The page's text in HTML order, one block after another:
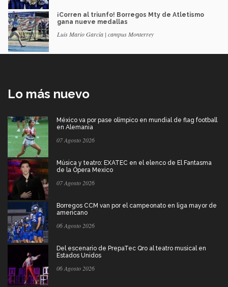
¡Corren al triunfo! Borregos Mty de Atletismo
gana nueve medallas
Luis Mario García | campus Monterrey
Lo más nuevo
México va por pase olímpico en mundial de flag football
en Alemania
07 Agosto 2026
Música y teatro: EXATEC en el elenco de El Fantasma
de la Ópera Mexico
07 Agosto 2026
Borregos CCM van por el campeonato en liga mayor de
americano
06 Agosto 2026
Del escenario de PrepaTec Qro al teatro musical en
Estados Unidos
06 Agosto 2026